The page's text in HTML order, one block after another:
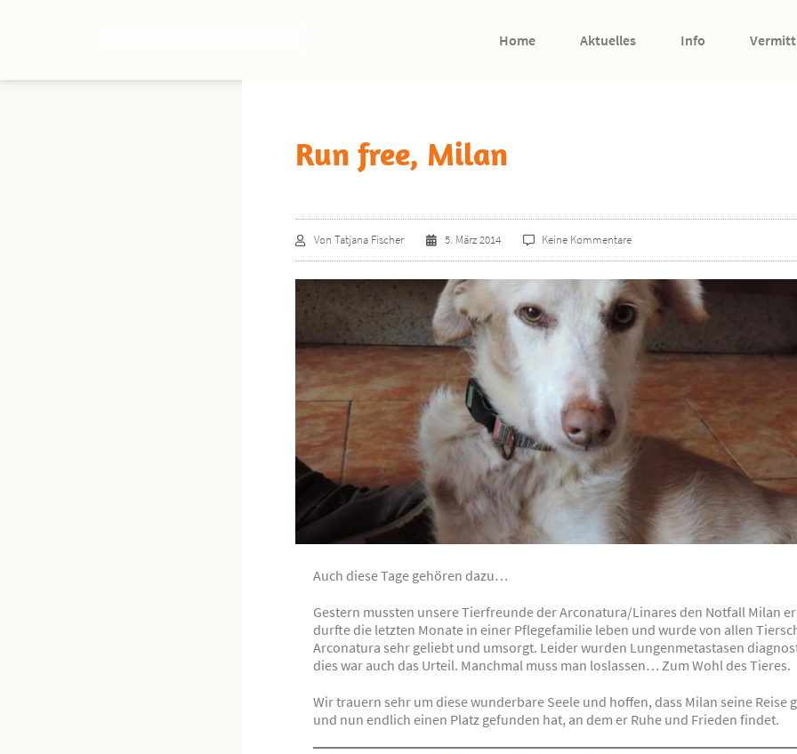
Home Aktuelles Info
Run free, Milan
Von Tatjana Fischer 5. März 2014 Keine Kommentare
Auch diese Tage gehören dazu…
Gestern mussten unsere Tierfreunde der Arconatura/Linares den Notfall Milan
durfte die letzten Monate in einer Pflegefamilie leben und wurde von allen
Arconatura sehr geliebt und umsorgt. Leider wurden Lungenmetastasen
dies war auch das Urteil. Manchmal muss man loslassen… Zum Wohl des Tieres.
Wir trauern sehr um diese wunderbare Seele und hoffen, dass Milan seine Reise
und nun endlich einen Platz gefunden hat, an dem er Ruhe und Frieden findet.